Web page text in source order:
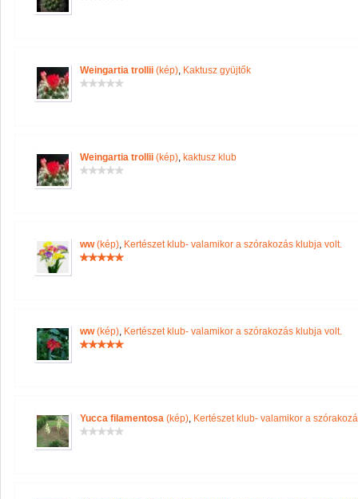
Weingartia trollii (kép), Kaktusz gyüjtők
Weingartia trollii (kép), kaktusz klub
ww(kép), Kertészet klub- valamikor a szórakozás klubja volt.
ww(kép), Kertészet klub- valamikor a szórakozás klubja volt.
Yucca filamentosa (kép), Kertészet klub- valamikor a